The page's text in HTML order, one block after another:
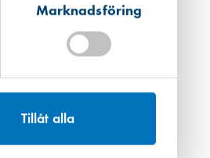
Marknadsföring
Tillåt alla